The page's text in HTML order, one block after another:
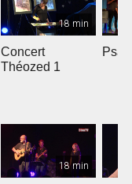
18 min
Concert
Théozed 1
18 min